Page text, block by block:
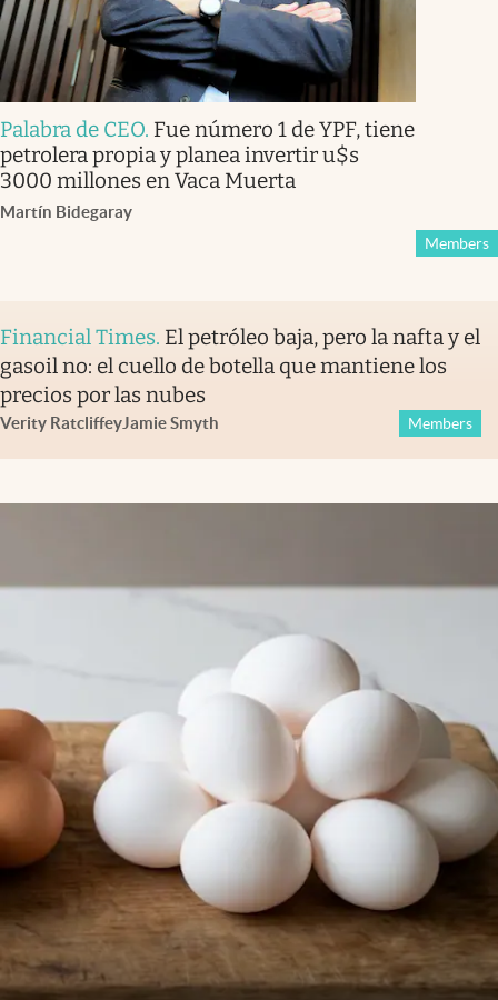
Palabra de CEO. Fue número 1 de YPF, tiene
petrolera propia y planea invertir u$s
3000 millones en Vaca Muerta
Martín Bidegaray
Members
Financial Times. El petróleo baja, pero la nafta y el
gasoil no: el cuello de botella que mantiene los
precios por las nubes
Verity RatcliffeyJamie Smyth Members